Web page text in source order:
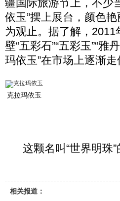
疆国际旅游节上，不少
依玉”摆上展台，颜色
为观止。据了解，
壁“五彩石”“五彩玉”“雅
玛依玉”在市场上逐渐走
克拉玛依玉
这颗名叫“世界明珠”
相关报道：